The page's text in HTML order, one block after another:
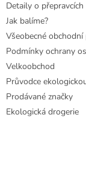
Detaily o přepravcích
Jak balíme?
Všeobecné
Podmínky ochrany
Velkoobchod
Průvodce
Prodávané značky
Ekologická drogerie